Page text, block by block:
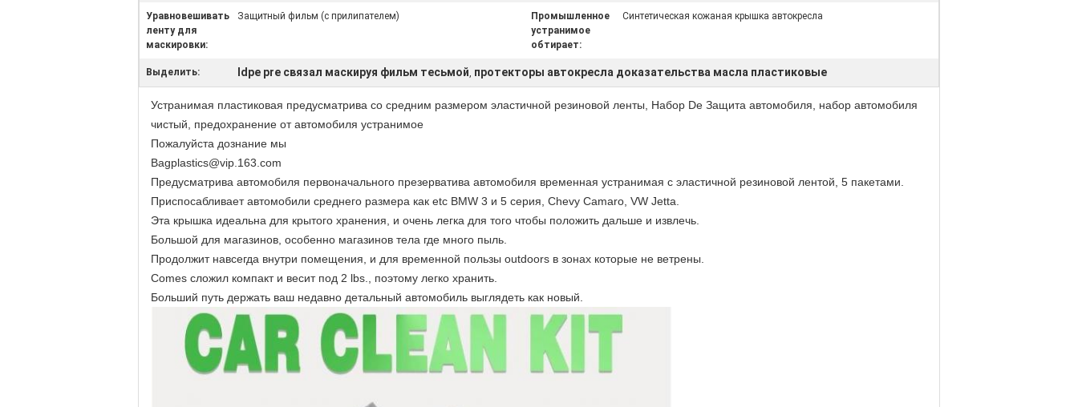
Уравновешивать
ленту для
маскировки:
Защитный фильм (с прилипателем)
Промышленное
устранимое
обтирает:
Синтетическая кожаная крышка автокресла
Выделить: ldpe pre связал маскируя фильм тесьмой, протекторы автокресла доказательства масла пластиковые
Устранимая пластиковая предусматрива со средним размером эластичной резиновой ленты, Набор De Защита автомобиля, набор автомобиля
чистый, предохранение от автомобиля устранимое
Пожалуйста дознание мы
Bagplastics@vip.163.com
Предусматрива автомобиля первоначального презерватива автомобиля временная устранимая с эластичной резиновой лентой, 5 пакетами.
Приспосабливает автомобили среднего размера как etc BMW 3 и 5 серия, Chevy Camaro, VW Jetta.
Эта крышка идеальна для крытого хранения, и очень легка для того чтобы положить дальше и извлечь.
Большой для магазинов, особенно магазинов тела где много пыль.
Продолжит навсегда внутри помещения, и для временной пользы outdoors в зонах которые не ветрены.
Comes сложил компакт и весит под 2 lbs., поэтому легко хранить.
Больший путь держать ваш недавно детальный автомобиль выглядеть как новый.